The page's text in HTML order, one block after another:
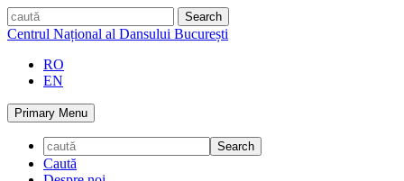
Skip
to
caută
Centrul Național al Dansului București
RO
EN
Primary Menu
Caută